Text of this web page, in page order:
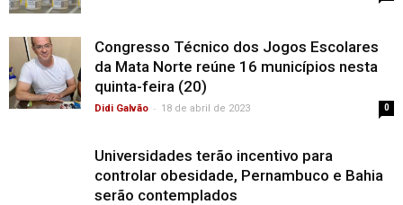
Congresso Técnico dos Jogos Escolares
da Mata Norte reúne 16 municípios nesta
quinta-feira (20)
Didi Galvão - 18 de abril de 2023 0
Universidades terão incentivo para
controlar obesidade, Pernambuco e Bahia
serão contemplados